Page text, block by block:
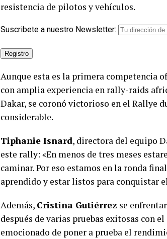
resistencia de pilotos y vehículos.
Suscribete a nuestro Newsletter:
Aunque esta es la primera competencia
con amplia experiencia en rally-raids
Dakar, se coronó victorioso en el Rallye
considerable.
Tiphanie Isnard, directora del equipo
este rally: «En menos de tres meses
caminar. Por eso estamos en la ronda
aprendido y estar listos para conquistar
Además, Cristina Gutiérrez se
después de varias pruebas exitosas con
emocionado de poner a prueba el